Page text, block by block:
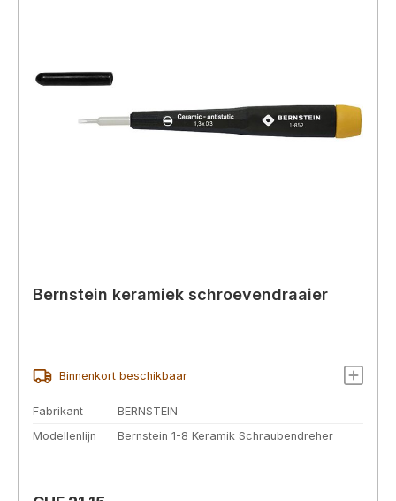
Bernstein keramiek schroevendraaier
Binnenkort beschikbaar
Fabrikant
BERNSTEIN
Modellenlijn
Bernstein 1-8 Keramik Schraubendreher